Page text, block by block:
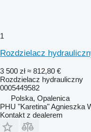
1
Rozdzielacz
3 500 zł ≈ 812,80 €
Rozdzielacz hydrauliczny
0005449582
Polska, Opalenica
PHU "Karetina" Agnieszka
Kontakt z dealerem